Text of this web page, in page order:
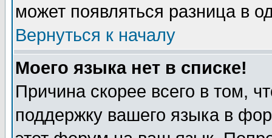
может появляться разница в
Вернуться к началу
Моего языка нет в списке!
Причина скорее всего в том,
поддержку вашего языка в